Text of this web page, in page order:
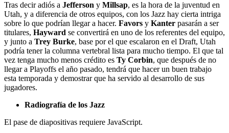
Tras decir adiós a Jefferson y Millsap, es la hora de la juventud en
Utah, y a diferencia de otros equipos, con los Jazz hay cierta intriga
sobre lo que podrían llegar a hacer. Favors y Kanter pasarán a ser
titulares, Hayward se convertirá en uno de los referentes del equipo,
y junto a Trey Burke, base por el que escalaron en el Draft, Utah
podría tener la columna vertebral lista para mucho tiempo. El que tal
vez tenga mucho menos crédito es Ty Corbin, que después de no
llegar a Playoffs el año pasado, tendrá que hacer un buen trabajo
esta temporada y demostrar que ha servido al desarrollo de sus
jugadores.
Radiografía de los Jazz
El pase de diapositivas requiere JavaScript.